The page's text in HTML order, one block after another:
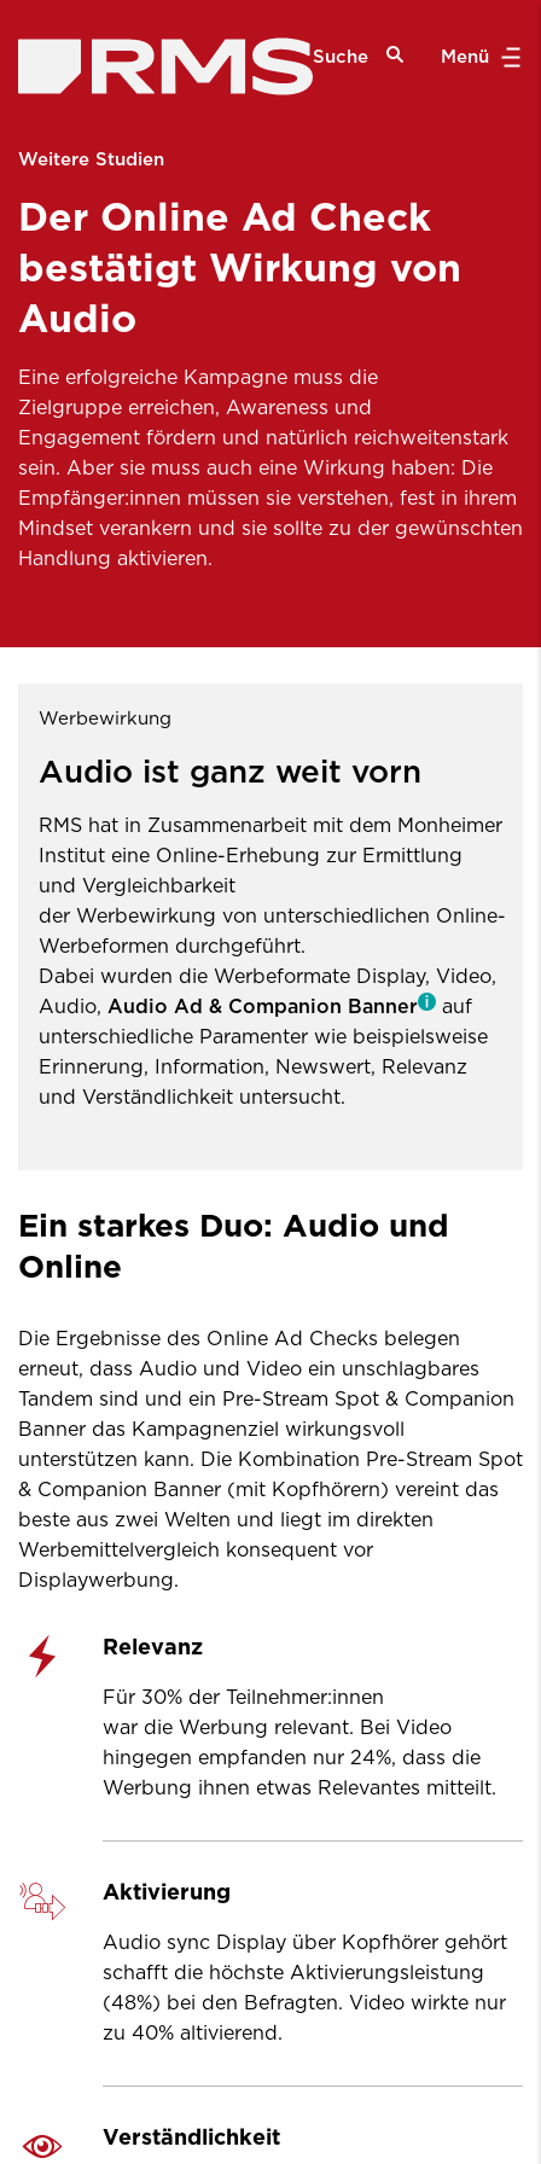
Suche Menü
Weitere Studien
Der Online Ad Check
bestätigt Wirkung von
Audio
Eine erfolgreiche Kampagne muss die
Zielgruppe erreichen, Awareness und
Engagement fördern und natürlich reichweitenstark
sein. Aber sie muss auch eine Wirkung haben: Die
Empfänger:innen müssen sie verstehen, fest in ihrem
Mindset verankern und sie sollte zu der gewünschten
Handlung aktivieren.
Werbewirkung
Audio ist ganz weit vorn
RMS hat in Zusammenarbeit mit dem Monheimer
Institut eine Online-Erhebung zur Ermittlung
und Vergleichbarkeit
der Werbewirkung von unterschiedlichen Online-
Werbeformen durchgeführt.
Dabei wurden die Werbeformate Display, Video,
Audio, Audio Ad & Companion Banner
auf
unterschiedliche Paramenter wie beispielsweise
Erinnerung, Information, Newswert, Relevanz
und Verständlichkeit untersucht.
Ein starkes Duo: Audio und
Online
Die Ergebnisse des Online Ad Checks belegen
erneut, dass Audio und Video ein unschlagbares
Tandem sind und ein Pre-Stream Spot & Companion
Banner das Kampagnenziel wirkungsvoll
unterstützen kann. Die Kombination Pre-Stream Spot
& Companion Banner (mit Kopfhörern) vereint das
beste aus zwei Welten und liegt im direkten
Werbemittelvergleich konsequent vor
Displaywerbung.
Relevanz
Für 30% der Teilnehmer:innen
war die Werbung relevant. Bei Video
hingegen empfanden nur 24%, dass die
Werbung ihnen etwas Relevantes mitteilt.
Aktivierung
Audio sync Display über Kopfhörer gehört
schafft die höchste Aktivierungsleistung
(48%) bei den Befragten. Video wirkte nur
zu 40% altivierend.
Verständlichkeit